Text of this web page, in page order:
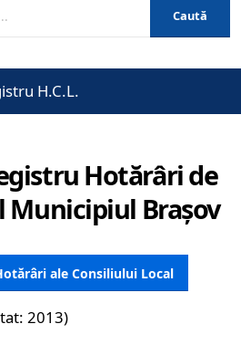
Caută
H.C.L.
Hotărâri de
Municipiul Brașov
ale Consiliului Local
2013)